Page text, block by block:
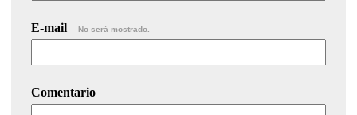
E-mail No será mostrado.
Comentario